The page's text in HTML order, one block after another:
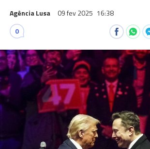
Agência Lusa 09 fev 2025 16:38
0